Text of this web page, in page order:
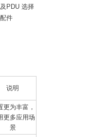
PDU 选择
件
说明
更为丰富，
更多应用场
景